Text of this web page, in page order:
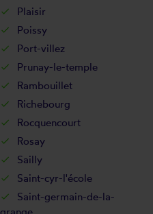
Plaisir
Poissy
Port-villez
Prunay-le-temple
Rambouillet
Richebourg
Rocquencourt
Rosay
Sailly
Saint-cyr-l'école
Saint-germain-de-la-